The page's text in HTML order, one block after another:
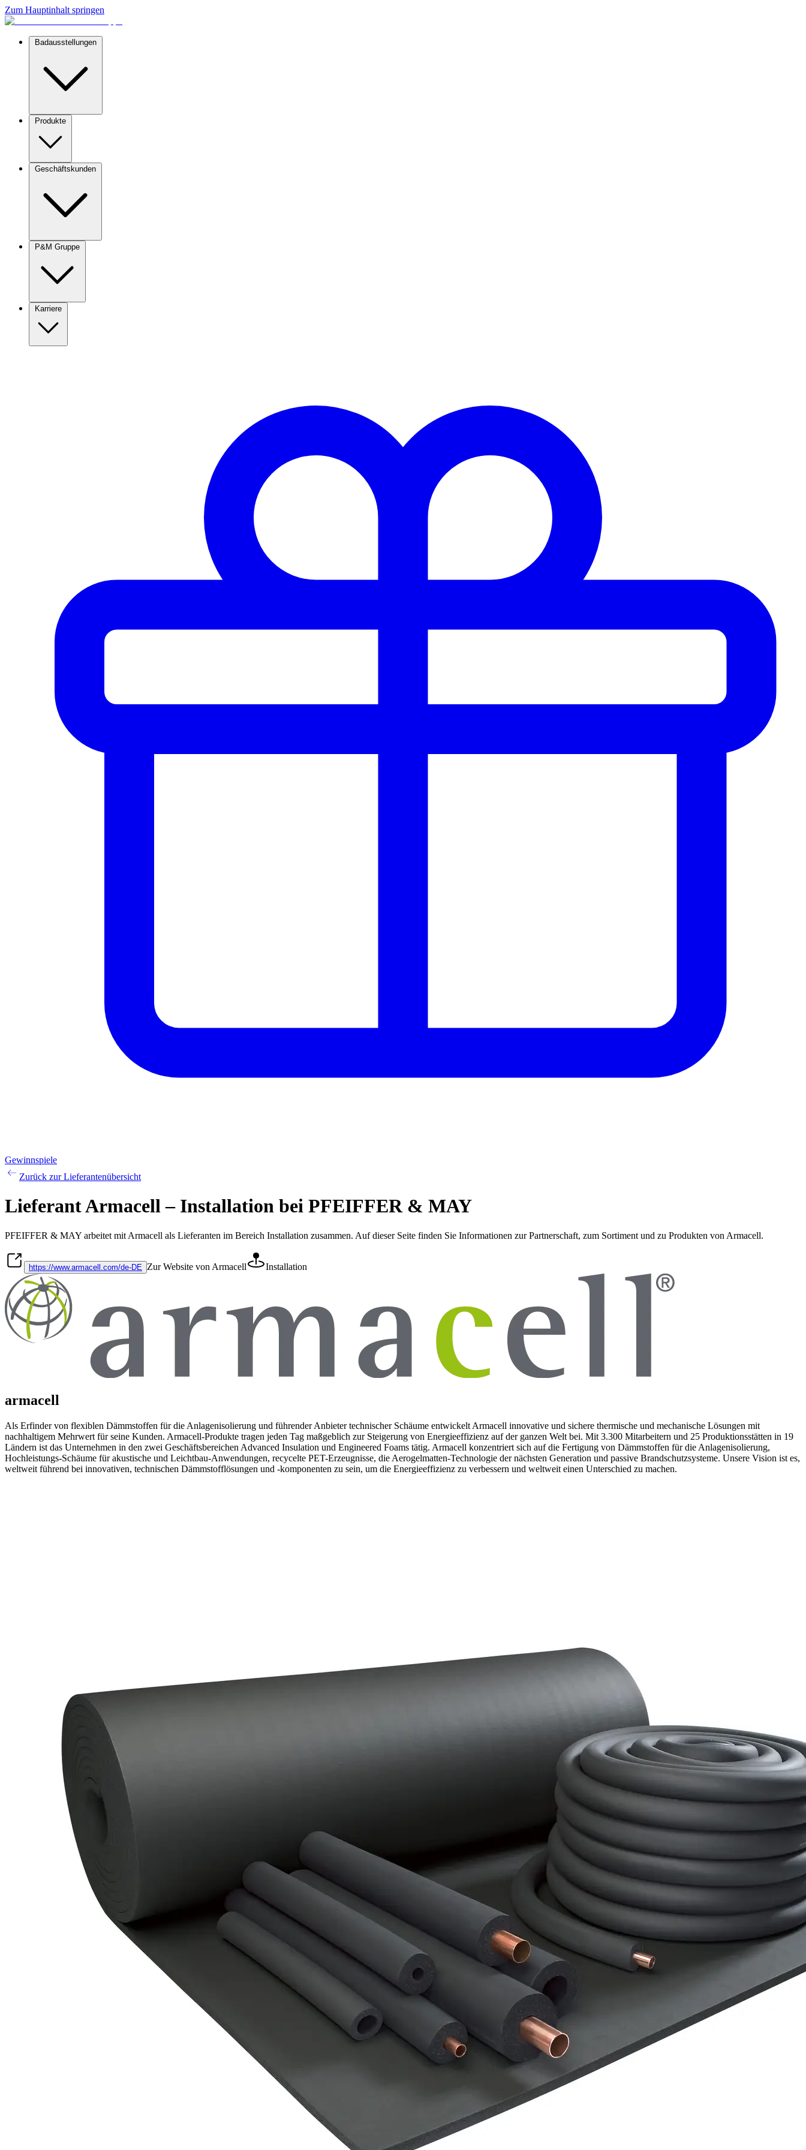
Zum Hauptinhalt springen
Badausstellungen
Produkte
Geschäftskunden
P&M Gruppe
Karriere
Gewinnspiele
Zurück zur Lieferantenübersicht
Lieferant Armacell – Installation bei PFEIFFER & MAY
PFEIFFER & MAY arbeitet mit Armacell als Lieferanten im Bereich Installation zusammen. Auf dieser Seite finden Sie Informationen zur Partnerschaft, zum Sortiment und zu Produkten von Armacell.
https://www.armacell.com/de-DE Zur Website von Armacell Installation
armacell
Als Erfinder von flexiblen Dämmstoffen für die Anlagenisolierung und führender Anbieter technischer Schäume entwickelt Armacell innovative und sichere thermische und mechanische Lösungen mit
nachhaltigem Mehrwert für seine Kunden. Armacell-Produkte tragen jeden Tag maßgeblich zur Steigerung von Energieeffizienz auf der ganzen Welt bei. Mit 3.300 Mitarbeitern und 25 Produktionsstätten in 19
Ländern ist das Unternehmen in den zwei Geschäftsbereichen Advanced Insulation und Engineered Foams tätig. Armacell konzentriert sich auf die Fertigung von Dämmstoffen für die Anlagenisolierung,
Hochleistungs-Schäume für akustische und Leichtbau-Anwendungen, recycelte PET-Erzeugnisse, die Aerogelmatten-Technologie der nächsten Generation und passive Brandschutzsysteme. Unsere Vision ist es,
weltweit führend bei innovativen, technischen Dämmstofflösungen und -komponenten zu sein, um die Energieeffizienz zu verbessern und weltweit einen Unterschied zu machen.